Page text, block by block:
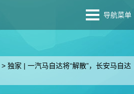
导航菜单
>独家 | 一汽马自达将“解散”，长安马自达